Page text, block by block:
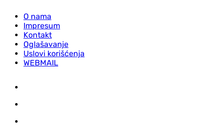
O nama
Impresum
Kontakt
Oglašavanje
Uslovi korišćenja
WEBMAIL